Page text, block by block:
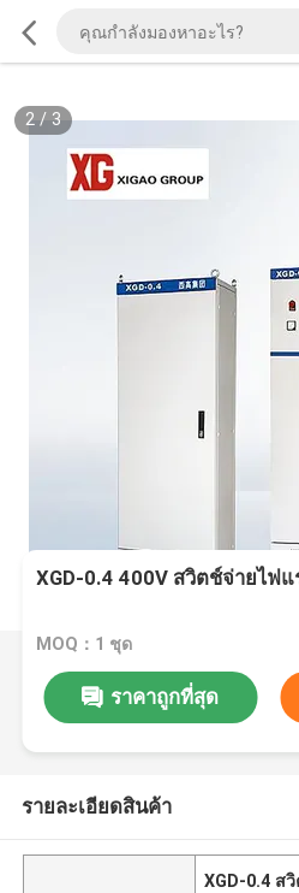
2/ 3
XGD-0.4 400V สวิตช์จ่ายไฟ
MOQ：1 ชุด
ราคาถูกที่สุด
รายละเอียดสินค้า
XGD-0.4 ส